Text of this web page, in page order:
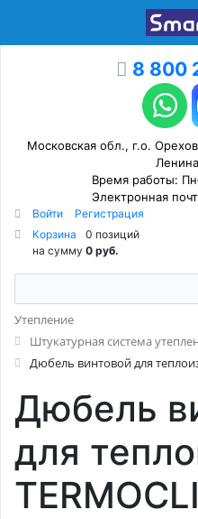
8 800
Московская обл., г.о.
Время работы:
Электронная
Войти
Регистрация
Корзина
0 позиций
на сумму 0 руб.
Утепление
Штукатурная система
Дюбель винтовой для
Дюбель
для